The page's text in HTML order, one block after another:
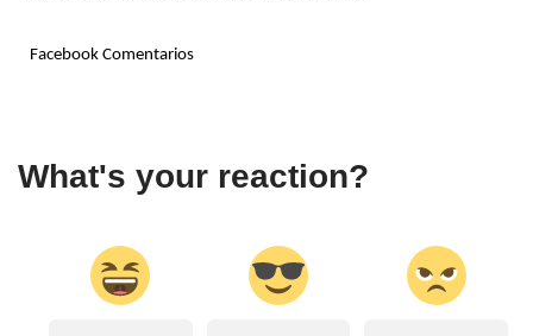
Facebook Comentarios
What's your reaction?